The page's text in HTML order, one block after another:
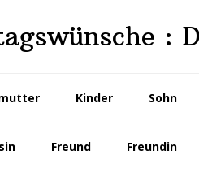
:
Kinder Sohn
Freund Freundin